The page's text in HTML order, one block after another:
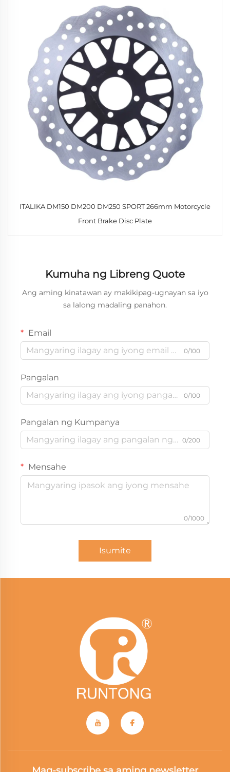
ITALIKA DM150 DM200 DM250 SPORT 266mm Motorcycle
Front Brake Disc Plate
Kumuha ng Libreng Quote
Ang aming kinatawan ay makikipag-ugnayan sa iyo
sa lalong madaling panahon.
Email
0/100
Pangalan
0/100
Pangalan ng Kumpanya
0/200
Mensahe
0/1000
Isumite